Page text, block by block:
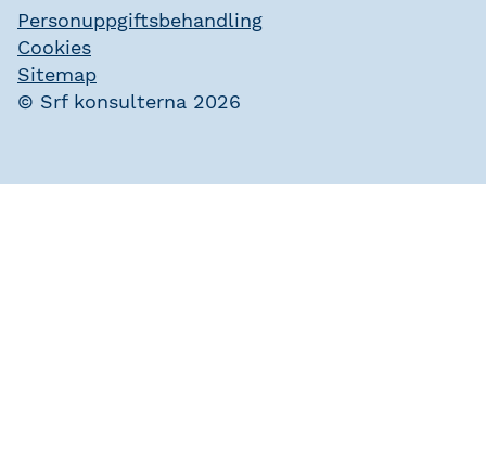
Personuppgiftsbehandling
Cookies
Sitemap
© Srf konsulterna 2026